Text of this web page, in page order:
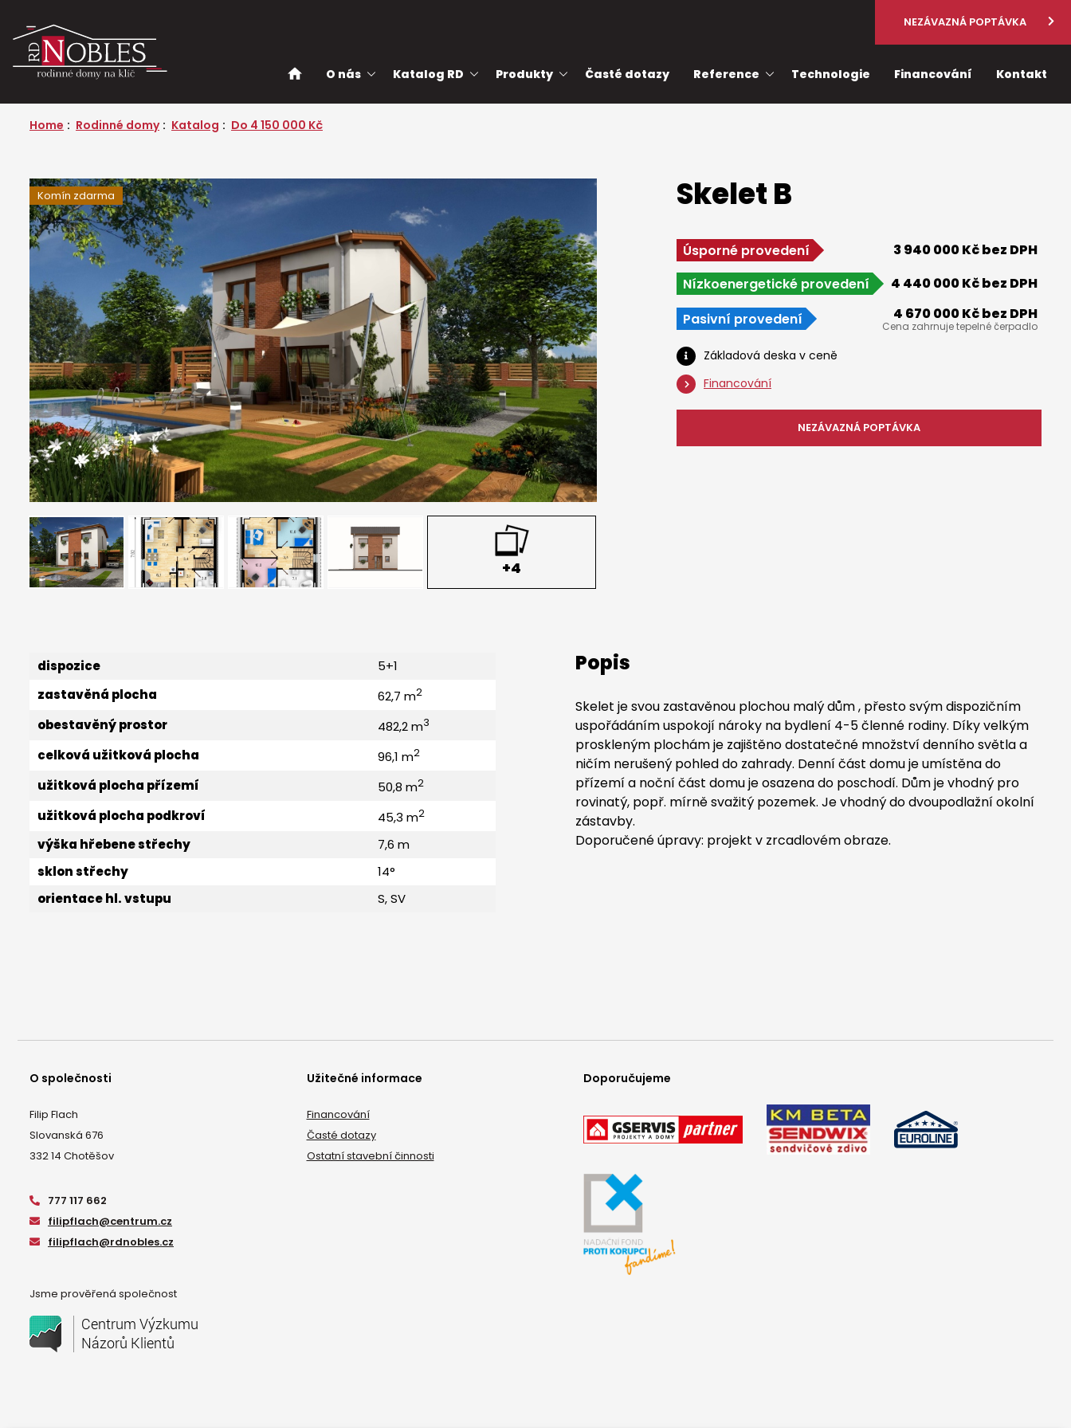
O nás Katalog RD Produkty Časté dotazy Reference Technologie Financování Kontakt
NEZÁVAZNÁ POPTÁVKA
Home Rodinné domy Katalog Do 4 150 000 Kč
Komín zdarma
+4
Skelet B
Úsporné provedení
3 940 000 Kč bez DPH
Nízkoenergetické provedení
4 440 000 Kč bez DPH
Pasivní provedení
4 670 000 Kč bez DPH
Cena zahrnuje tepelné čerpadlo
Základová deska v ceně
Financování
NEZÁVAZNÁ POPTÁVKA
dispozice
5+1
zastavěná plocha
62,7 m2
obestavěný prostor 482,2 m3
celková užitková plocha 96,1 m2
užitková plocha přízemí 50,8 m2
užitková plocha podkroví 45,3 m2
výška hřebene střechy
7,6 m
sklon střechy
14°
orientace hl. vstupu
S, SV
Popis
Skelet je svou zastavěnou plochou malý dům , přesto svým dispozičním
uspořádáním uspokojí nároky na bydlení 4-5 členné rodiny. Díky velkým
proskleným plochám je zajištěno dostatečné množství denního světla a
ničím nerušený pohled do zahrady. Denní část domu je umístěna do
přízemí a noční část domu je osazena do poschodí. Dům je vhodný pro
rovinatý, popř. mírně svažitý pozemek. Je vhodný do dvoupodlažní okolní
zástavby.
Doporučené úpravy: projekt v zrcadlovém obraze.
O společnosti
Filip Flach
Slovanská 676
332 14 Chotěšov
777 117 662
filipflach@centrum.cz
filipflach@rdnobles.cz
Jsme prověřená společnost
Užitečné informace
Financování
Časté dotazy
Ostatní stavební činnosti
Doporučujeme